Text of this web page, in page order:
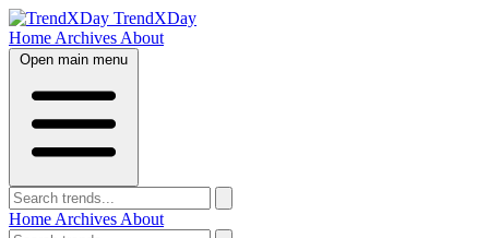
TrendXDay
Home Archives About
Open main menu
Home Archives About